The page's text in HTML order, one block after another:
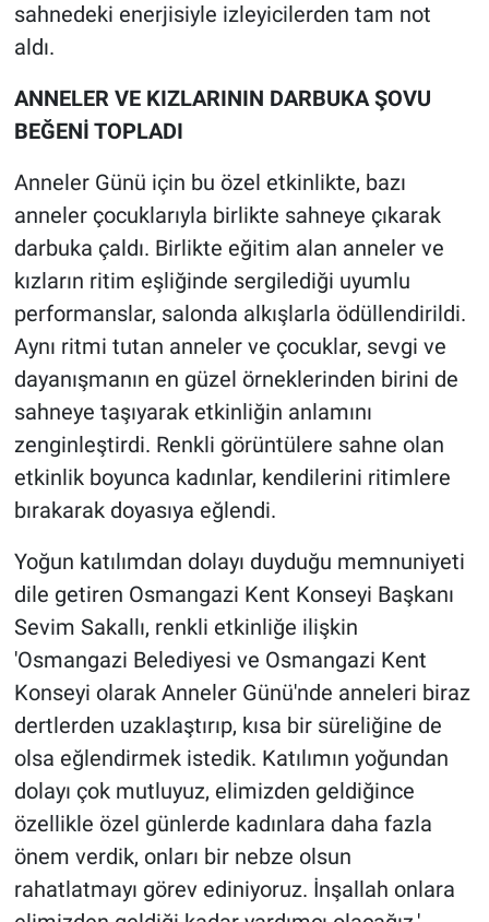
sahnedeki enerjisiyle izleyicilerden tam not
aldı.
ANNELER VE KIZLARININ DARBUKA ŞOVU
BEĞENİ TOPLADI
Anneler Günü için bu özel etkinlikte, bazı
anneler çocuklarıyla birlikte sahneye çıkarak
darbuka çaldı. Birlikte eğitim alan anneler ve
kızların ritim eşliğinde sergilediği uyumlu
performanslar, salonda alkışlarla ödüllendirildi.
Aynı ritmi tutan anneler ve çocuklar, sevgi ve
dayanışmanın en güzel örneklerinden birini de
sahneye taşıyarak etkinliğin anlamını
zenginleştirdi. Renkli görüntülere sahne olan
etkinlik boyunca kadınlar, kendilerini ritimlere
bırakarak doyasıya eğlendi.
Yoğun katılımdan dolayı duyduğu memnuniyeti
dile getiren Osmangazi Kent Konseyi Başkanı
Sevim Sakallı, renkli etkinliğe ilişkin
'Osmangazi Belediyesi ve Osmangazi Kent
Konseyi olarak Anneler Günü'nde anneleri biraz
dertlerden uzaklaştırıp, kısa bir süreliğine de
olsa eğlendirmek istedik. Katılımın yoğundan
dolayı çok mutluyuz, elimizden geldiğince
özellikle özel günlerde kadınlara daha fazla
önem verdik, onları bir nebze olsun
rahatlatmayı görev ediniyoruz. İnşallah onlara